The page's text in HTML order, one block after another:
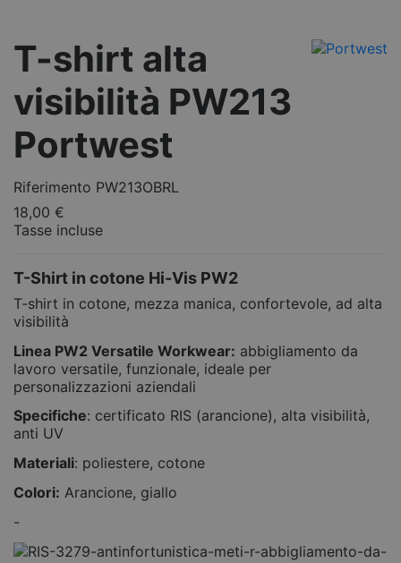
T-shirt alta
visibilità PW213
Portwest
Riferimento PW213OBRL
18,00 €
Tasse incluse
T-Shirt in cotone Hi-Vis PW2
T-shirt in cotone, mezza manica, confortevole, ad alta
visibilità
Linea PW2 Versatile Workwear: abbigliamento da
lavoro versatile, funzionale, ideale per
personalizzazioni aziendali
Specifiche: certificato RIS (arancione), alta visibilità,
anti UV
Materiali: poliestere, cotone
Colori: Arancione, giallo
-